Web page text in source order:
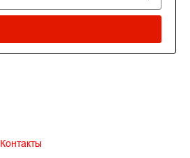
Контакты